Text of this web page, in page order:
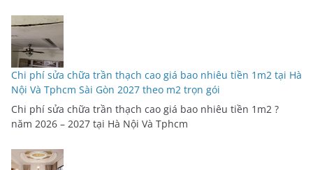
Chi phí sửa chữa trần thạch cao giá bao nhiêu tiền 1m2 tại Hà
Nội Và Tphcm Sài Gòn 2027 theo m2 trọn gói
Chi phí sửa chữa trần thạch cao giá bao nhiêu tiền 1m2 ?
năm 2026 – 2027 tại Hà Nội Và Tphcm